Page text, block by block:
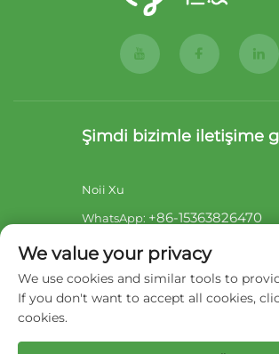
Şimdi bizimle iletişime
Noii Xu
WhatsApp: +86-15363826470
E-Posta: [email protected]
Sara Lai
WhatsApp:+86-17722857586
We value your privacy
We use cookies and similar tools to
If you don't want to accept all cookies,
cookies.